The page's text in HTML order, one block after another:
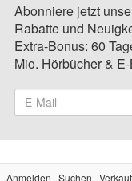
Abonniere jetzt
Rabatte und
Extra-Bonus: 60
Mio. Hörbücher &
Anmelden Suchen